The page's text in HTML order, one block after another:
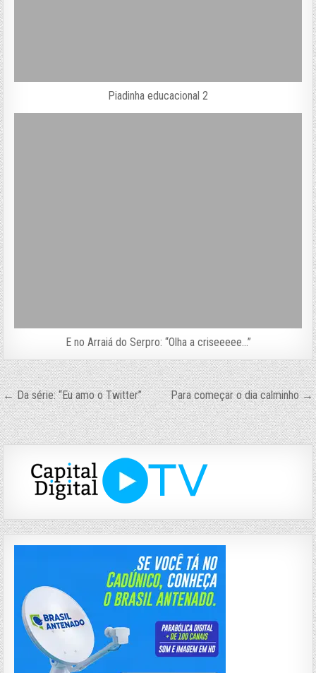
Piadinha educacional 2
E no Arraiá do Serpro: “Olha a criseeeee…”
Navegação
de
Post
← Da série: “Eu amo o Twitter” Para começar o dia calminho →